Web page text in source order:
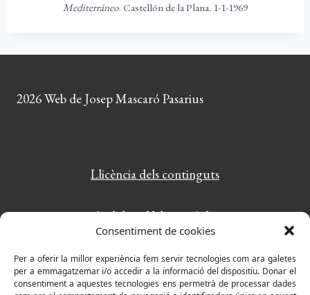
Consentiment de cookies
Per a oferir la millor experiència fem servir tecnologies com ara galetes
per a emmagatzemar i/o accedir a la informació del dispositiu. Donar el
consentiment a aquestes tecnologies ens permetrà de processar dades
Mediterráneo. Castellón de la Plana. 1-1-1969
2026 Web de Josep Mascaró Pasarius
Llicència dels continguts
Amb la col·laboració de:
PlayWordy: el joc de paraules més divertit